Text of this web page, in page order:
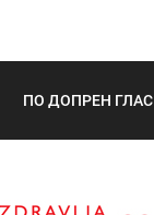
ПО ДОПРЕН ГЛАС